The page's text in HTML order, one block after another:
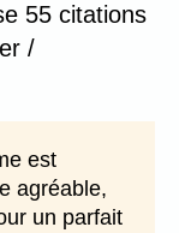
55 citations
/
est
agréable,
un parfait